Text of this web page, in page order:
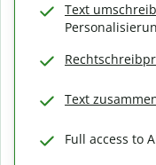
Text
Text
Full access to